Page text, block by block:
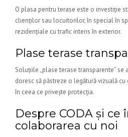
O plasa pentru terase este o investiție
clienților sau locuitorilor, în special în
rezidențiale cu trafic intens în exterior.
Plase terase
Soluțiile „plase terase transparente” se
doresc să păstreze o legătură vizuală
în ceea ce privește protecția.
Despre CODA și ce
colaborarea cu noi